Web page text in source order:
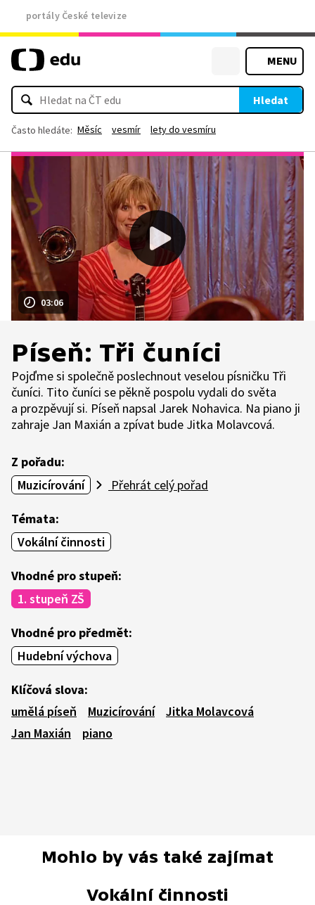
portály České televize
MENU
Hledat
Často hledáte: Měsíc vesmír lety do vesmíru
03:06
Píseň: Tři čuníci
Pojďme si společně poslechnout veselou písničku Tři
čuníci. Tito čuníci se pěkně pospolu vydali do světa
a prozpěvují si. Píseň napsal Jarek Nohavica. Na piano ji
zahraje Jan Maxián a zpívat bude Jitka Molavcová.
Z pořadu:
Muzicírování
Přehrát celý pořad
Témata:
Vokální činnosti
Vhodné pro stupeň:
1. stupeň ZŠ
Vhodné pro předmět:
Hudební výchova
Klíčová slova:
umělá píseň
Muzicírování
Jitka Molavcová
Jan Maxián
piano
Mohlo by vás také zajímat
Vokální činnosti